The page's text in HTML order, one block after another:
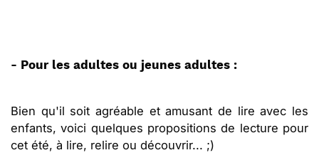
- Pour les adultes ou jeunes adultes :
Bien qu'il soit agréable et amusant de lire avec les
enfants, voici quelques propositions de lecture pour
cet été, à lire, relire ou découvrir... ;)